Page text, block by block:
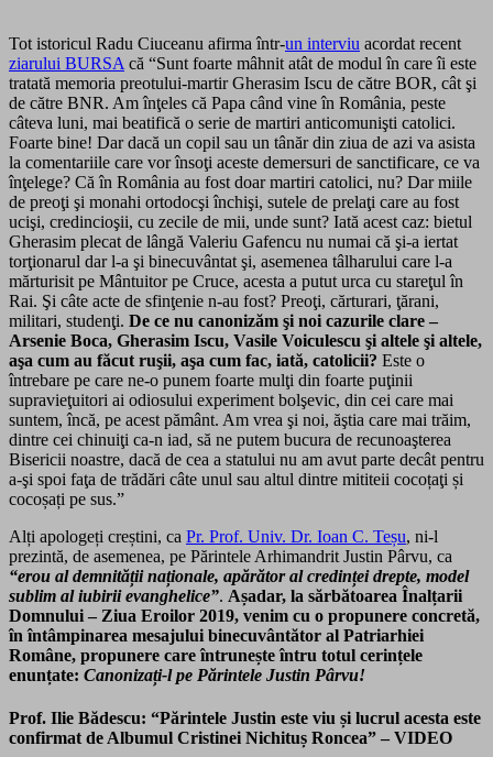
Tot istoricul Radu Ciuceanu afirma într-un interviu acordat recent
ziarului BURSA că “Sunt foarte mâhnit atât de modul în care îi este
tratată memoria preotului-martir Gherasim Iscu de către BOR, cât şi
de către BNR. Am înţeles că Papa când vine în România, peste
câteva luni, mai beatifică o serie de martiri anticomunişti catolici.
Foarte bine! Dar dacă un copil sau un tânăr din ziua de azi va asista
la comentariile care vor însoţi aceste demersuri de sanctificare, ce va
înţelege? Că în România au fost doar martiri catolici, nu? Dar miile
de preoţi şi monahi ortodocşi închişi, sutele de prelaţi care au fost
ucişi, credincioşii, cu zecile de mii, unde sunt? Iată acest caz: bietul
Gherasim plecat de lângă Valeriu Gafencu nu numai că şi-a iertat
torţionarul dar l-a şi binecuvântat şi, asemenea tâlharului care l-a
mărturisit pe Mântuitor pe Cruce, acesta a putut urca cu stareţul în
Rai. Şi câte acte de sfinţenie n-au fost? Preoţi, cărturari, ţărani,
militari, studenţi. De ce nu canonizăm şi noi cazurile clare –
Arsenie Boca, Gherasim Iscu, Vasile Voiculescu şi altele şi altele,
aşa cum au făcut ruşii, aşa cum fac, iată, catolicii? Este o
întrebare pe care ne-o punem foarte mulţi din foarte puţinii
supravieţuitori ai odiosului experiment bolşevic, din cei care mai
suntem, încă, pe acest pământ. Am vrea şi noi, ăştia care mai trăim,
dintre cei chinuiţi ca-n iad, să ne putem bucura de recunoaşterea
Bisericii noastre, dacă de cea a statului nu am avut parte decât pentru
a-şi spoi faţa de trădări câte unul sau altul dintre mititeii cocoțaţi și
cocoșați pe sus.”
Alți apologeți creștini, ca Pr. Prof. Univ. Dr. Ioan C. Teșu, ni-l
prezintă, de asemenea, pe Părintele Arhimandrit Justin Pârvu, ca
“erou al demnității naționale, apărător al credinței drepte, model
sublim al iubirii evanghelice”. Așadar, la sărbătoarea Înalțarii
Domnului – Ziua Eroilor 2019, venim cu o propunere concretă,
în întâmpinarea mesajului binecuvântător al Patriarhiei
Române, propunere care întrunește întru totul cerințele
enunțate: Canonizați-l pe Părintele Justin Pârvu!
Prof. Ilie Bădescu: “Părintele Justin este viu și lucrul acesta este
confirmat de Albumul Cristinei Nichituș Roncea” – VIDEO